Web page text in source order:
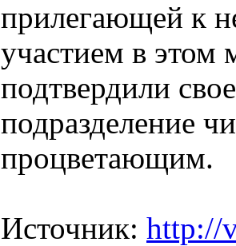
прилегающей к
участием в этом
подтвердили
подразделение
процветающим.
Источник: http://